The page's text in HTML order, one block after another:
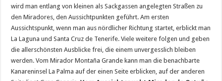
wird man entlang von kleinen als Sackgassen angelegten Straßen zu
den Miradores, den Aussichtpunkten geführt. Am ersten
Aussichtspunkt, wenn man aus nördlicher Richtung startet, erblickt man
La Laguna und Santa Cruz de Tenerife. Viele weitere folgen und geben
die allerschönsten Ausblicke frei, die einem unvergesslich bleiben
werden. Vom Mirador Montaña Grande kann man die benachbarte
Kanareninsel La Palma auf der einen Seite erblicken, auf der anderen